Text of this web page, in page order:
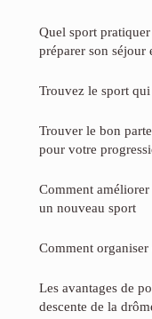
Quel sport
préparer son séjour
Trouvez le sport
Trouver le bon
pour votre
Comment
un nouveau sport
Comment
Les avantages de
descente de la